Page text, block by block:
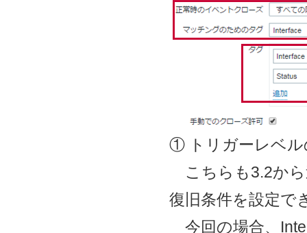
① トリガーレベル
こちらも3.2から
復旧条件を設定で
今回の場合、